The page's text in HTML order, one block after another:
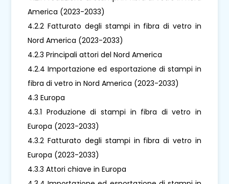
America (2023-2033)
4.2.2 Fatturato degli stampi in fibra di vetro in
Nord America (2023-2033)
4.2.3 Principali attori del Nord America
4.2.4 Importazione ed esportazione di stampi in
fibra di vetro in Nord America (2023-2033)
4.3 Europa
4.3.1 Produzione di stampi in fibra di vetro in
Europa (2023-2033)
4.3.2 Fatturato degli stampi in fibra di vetro in
Europa (2023-2033)
4.3.3 Attori chiave in Europa